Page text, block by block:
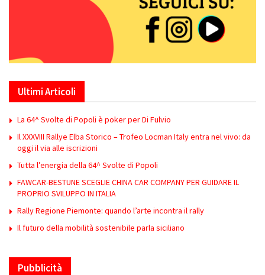
Ultimi Articoli
La 64^ Svolte di Popoli è poker per Di Fulvio
Il XXXVIII Rallye Elba Storico – Trofeo Locman Italy entra nel vivo: da
oggi il via alle iscrizioni
Tutta l’energia della 64^ Svolte di Popoli
FAWCAR-BESTUNE SCEGLIE CHINA CAR COMPANY PER GUIDARE IL
PROPRIO SVILUPPO IN ITALIA
Rally Regione Piemonte: quando l’arte incontra il rally
Il futuro della mobilità sostenibile parla siciliano
Pubblicità